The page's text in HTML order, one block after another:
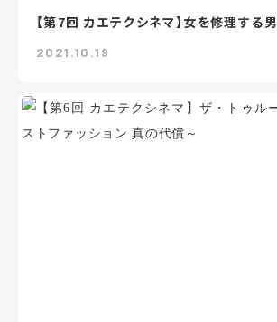
【第7回 カエテクシネマ】女を修理する男
2021.10.19